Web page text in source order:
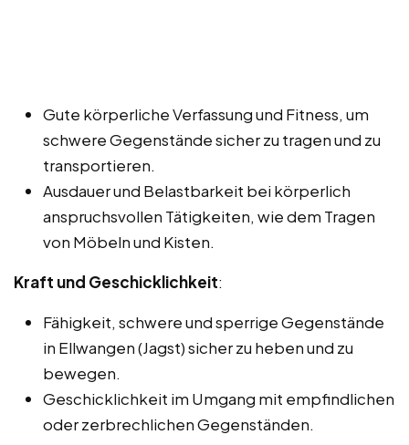
Gute körperliche Verfassung und Fitness, um
schwere Gegenstände sicher zu tragen und zu
transportieren.
Ausdauer und Belastbarkeit bei körperlich
anspruchsvollen Tätigkeiten, wie dem Tragen
von Möbeln und Kisten.
Kraft und Geschicklichkeit:
Fähigkeit, schwere und sperrige Gegenstände
in Ellwangen (Jagst) sicher zu heben und zu
bewegen.
Geschicklichkeit im Umgang mit empfindlichen
oder zerbrechlichen Gegenständen.